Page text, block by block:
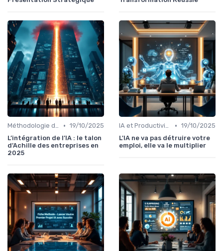
Méthodologie de déploiement IA • 19/10/2025
L’intégration de l’IA : le talon
d’Achille des entreprises en
2025
IA et Productivité • 19/10/2025
L'IA ne va pas détruire votre
emploi, elle va le multiplier